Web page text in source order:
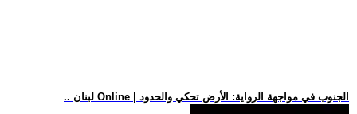
.. لبنان Online | الجنوب في مواجهة الرواية: الأرض تحكي والحدود